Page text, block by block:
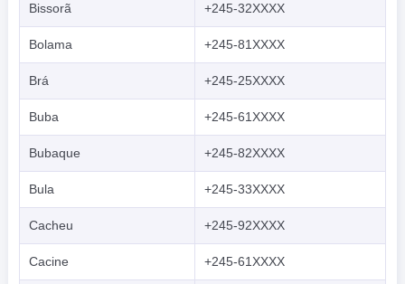
Bissorã +245-32XXXX
Bolama +245-81XXXX
Brá +245-25XXXX
Buba +245-61XXXX
Bubaque +245-82XXXX
Bula +245-33XXXX
Cacheu +245-92XXXX
Cacine +245-61XXXX